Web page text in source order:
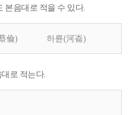
본음대로 적을 수 있다.
倫) 하륜(河崙)
로 적는다.